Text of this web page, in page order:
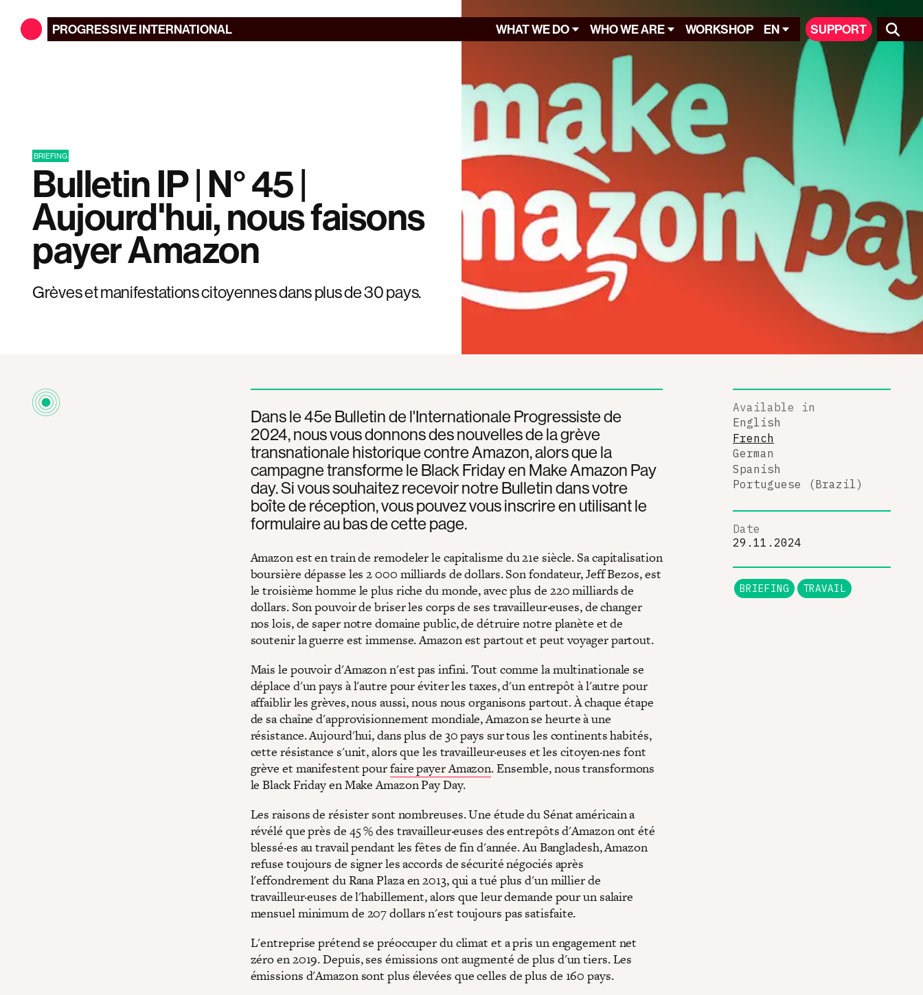
PROGRESSIVEINTERNATIONAL WHAT WE DO WHO WE ARE WORKSHOP EN SUPPORT
BRIEFING
Bulletin IP | N° 45 |
Aujourd'hui, nous faisons
payer Amazon
Grèves et manifestations citoyennes dans plus de 30 pays.
Dans le 45e Bulletin de l'Internationale Progressiste de
2024, nous vous donnons des nouvelles de la grève
transnationale historique contre Amazon, alors que la
campagne transforme le Black Friday en Make Amazon Pay
day. Si vous souhaitez recevoir notre Bulletin dans votre
boîte de réception, vous pouvez vous inscrire en utilisant le
formulaire au bas de cette page.
Amazon est en train de remodeler le capitalisme du 21e siècle. Sa capitalisation
boursière dépasse les 2 000 milliards de dollars. Son fondateur, Jeff Bezos, est
le troisième homme le plus riche du monde, avec plus de 220 milliards de
dollars. Son pouvoir de briser les corps de ses travailleur·euses, de changer
nos lois, de saper notre domaine public, de détruire notre planète et de
soutenir la guerre est immense. Amazon est partout et peut voyager partout.
Mais le pouvoir d'Amazon n'est pas infini. Tout comme la multinationale se
déplace d'un pays à l'autre pour éviter les taxes, d'un entrepôt à l'autre pour
affaiblir les grèves, nous aussi, nous nous organisons partout. À chaque étape
de sa chaîne d'approvisionnement mondiale, Amazon se heurte à une
résistance. Aujourd'hui, dans plus de 30 pays sur tous les continents habités,
cette résistance s'unit, alors que les travailleur·euses et les citoyen·nes font
grève et manifestent pourfaire payer Amazon. Ensemble, nous transformons
le Black Friday en Make Amazon Pay Day.
Les raisons de résister sont nombreuses. Une étude du Sénat américain a
révélé que près de 45 % des travailleur·euses des entrepôts d'Amazon ont été
blessé·es au travail pendant les fêtes de fin d'année. Au Bangladesh, Amazon
refuse toujours de signer les accords de sécurité négociés après
l'effondrement du Rana Plaza en 2013, qui a tué plus d'un millier de
travailleur·euses de l'habillement, alors que leur demande pour un salaire
mensuel minimum de 207 dollars n'est toujours pas satisfaite.
L'entreprise prétend se préoccuper du climat et a pris un engagement net
zéro en 2019. Depuis, ses émissions ont augmenté de plus d'un tiers. Les
émissions d'Amazon sont plus élevées que celles de plus de 160 pays.
Available in
English
French
German
Spanish
Portuguese (Brazil)
Date
29.11.2024
BRIEFING TRAVAIL